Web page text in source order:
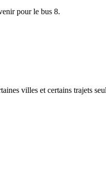
pour le bus 8.
villes et certains trajets